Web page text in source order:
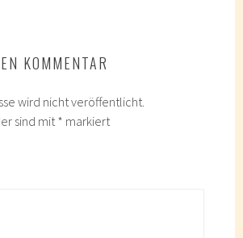
KOMMENTAR
wird nicht veröffentlicht.
sind mit* markiert